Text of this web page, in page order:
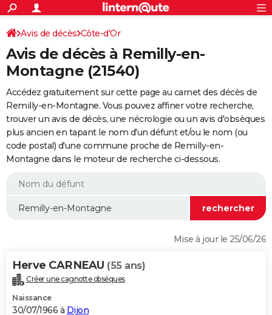
ACTUALITÉS
Politique
Société
Faits Divers
Education
Monde
Villes
+
SPORT
Coupe du monde 2026
Football
Tennis
Cyclisme
Rugby
Forum
FINANCE
Retraite
Impôts
Epargne
Immobilier
Risques naturels par ville
Banque
Assurance
Crédit
Essais
Réserver un essai
Citadines
Berlines
SUV
Forum auto
+
HIGH-TECH
Mobiles
Meilleur smartphone
Internet
Ordinateurs
Jeux vidéo
Guide high-tech
+
BRICOLAGE
Forum
Aménagement intérieur
Extérieur
Cuisine
Salle de bains
Jardinage
Rangement
WEEK-END
Guides de France
Escapades
Patrimoine
Expositions
Musées
Week-end nature
LIFESTYLE
Alimentation
Guide de la santé
Maladies
Médicaments
Sommeil
VOYAGE
Destinations
City break
Voyage nature
Voyage de noces
Forum
Climat
+PHOTO
GUIDES D'ACHAT
Connexion
Avis de décès Côte-d'Or
Avis de décès à Remilly-en-
Montagne (21540)
Accédez gratuitement sur cette page au carnet des décès de
Remilly-en-Montagne. Vous pouvez affiner votre recherche,
trouver un avis de décès, une nécrologie ou un avis d'obsèques
plus ancien en tapant le nom d'un défunt et/ou le nom (ou
code postal) d'une commune proche de Remilly-en-
Montagne dans le moteur de recherche ci-dessous.
Mise à jour le 25/06/26
Herve CARNEAU (55 ans)
Créer une cagnotte obsèques
Naissance
30/07/1966 à Dijon